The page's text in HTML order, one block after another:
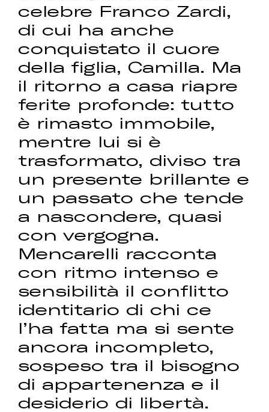
celebre Franco Zardi,
di cui ha anche
conquistato il cuore
della figlia, Camilla. Ma
il ritorno a casa riapre
ferite profonde: tutto
è rimasto immobile,
mentre lui si è
trasformato, diviso tra
un presente brillante e
un passato che tende
a nascondere, quasi
con vergogna.
Mencarelli racconta
con ritmo intenso e
sensibilità il conflitto
identitario di chi ce
l’ha fatta ma si sente
ancora incompleto,
sospeso tra il bisogno
di appartenenza e il
desiderio di libertà.